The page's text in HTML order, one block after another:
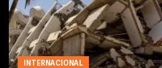
INTERNACIONAL